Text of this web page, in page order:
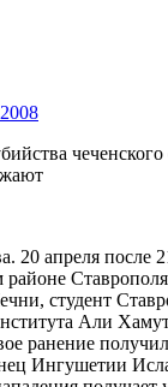
чеченского
апреля после
студент
Али
ранение
Ингушетии